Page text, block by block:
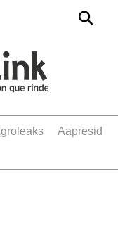
Agroleaks
aapresid